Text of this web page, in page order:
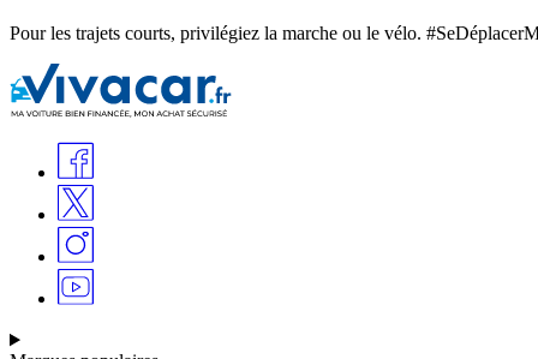
Pour les trajets courts, privilégiez la marche ou le vélo.